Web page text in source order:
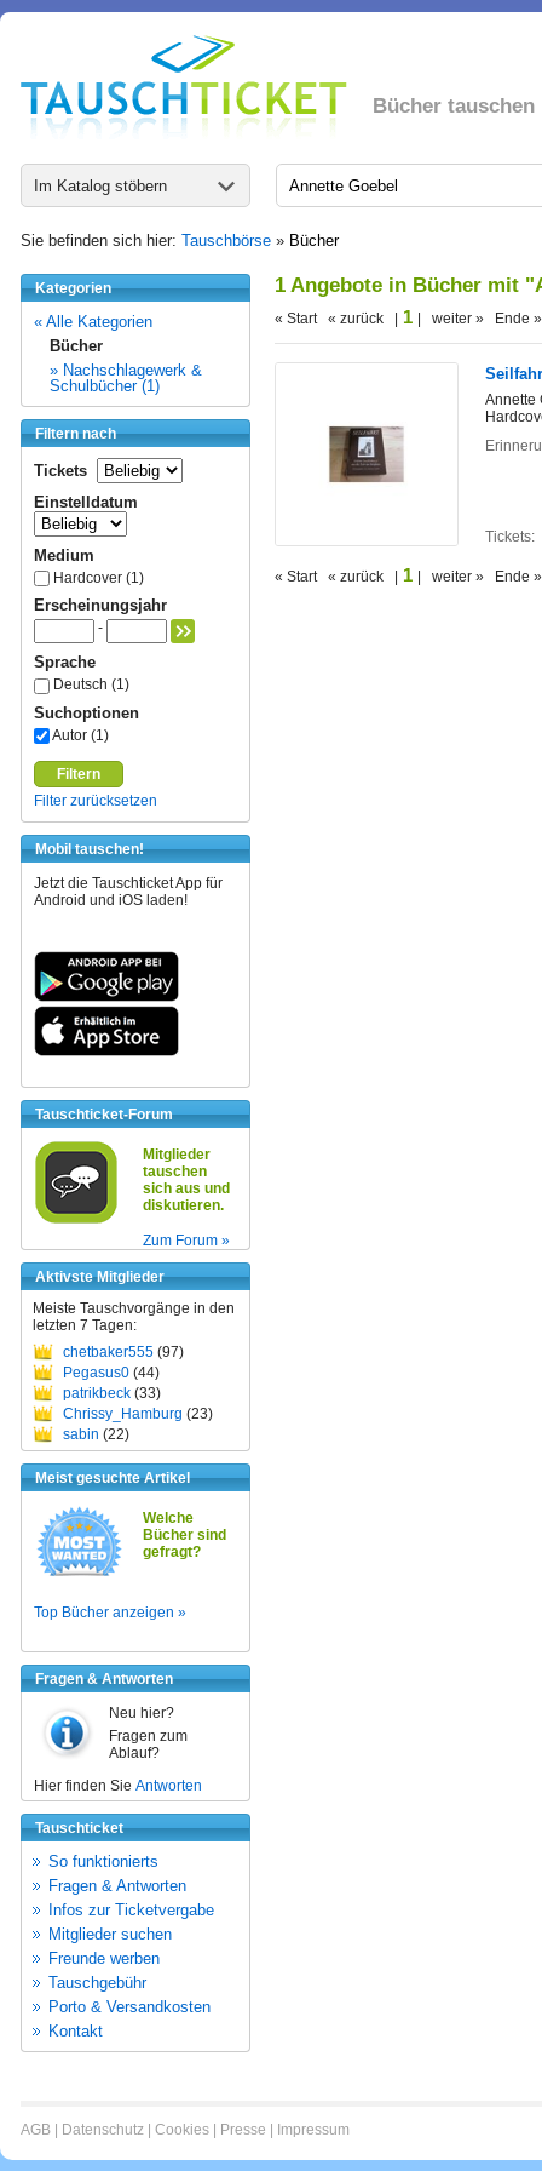
Bücher tauschen
Im Katalog stöbern
Sie befinden sich hier: Tauschbörse » Bücher
Kategorien
« Alle Kategorien
Bücher
» Nachschlagewerk &
Schulbücher (1)
Filtern nach
Tickets
Einstelldatum
Medium
Hardcover (1)
Erscheinungsjahr
-
Sprache
Deutsch (1)
Suchoptionen
Autor (1)
Filtern
Filter zurücksetzen
Mobil tauschen!
Jetzt die Tauschticket App für
Android und iOS laden!
Tauschticket-Forum
Mitglieder
tauschen
sich aus und
diskutieren.
Zum Forum »
Aktivste Mitglieder
Meiste Tauschvorgänge in den
letzten 7 Tagen:
chetbaker555 (97)
Pegasus0 (44)
patrikbeck (33)
Chrissy_Hamburg (23)
sabin (22)
Meist gesuchte Artikel
Welche
Bücher sind
gefragt?
Top Bücher anzeigen »
Fragen & Antworten
Neu hier?
Fragen zum
Ablauf?
Hier finden Sie Antworten
Tauschticket
So funktionierts
Fragen & Antworten
Infos zur Ticketvergabe
Mitglieder suchen
Freunde werben
Tauschgebühr
Porto & Versandkosten
Kontakt
1 Angebote in Bücher mit
« Start « zurück | 1 | weiter » Ende »
Annette
Tickets:
« Start « zurück | 1 | weiter » Ende »
AGB | Datenschutz | Cookies | Presse | Impressum